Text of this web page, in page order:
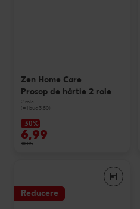
Zen Home Care
Prosop de hârtie 2 role
2 role
(=1 buc 3.50)
-30%
6,99
10,05
Reducere